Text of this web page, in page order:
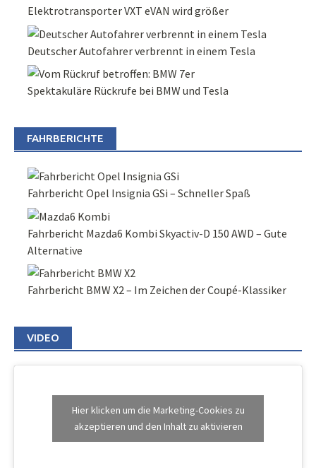
Elektrotransporter VXT eVAN wird größer
Deutscher Autofahrer verbrennt in einem Tesla
Spektakuläre Rückrufe bei BMW und Tesla
FAHRBERICHTE
Fahrbericht Opel Insignia GSi – Schneller Spaß
Fahrbericht Mazda6 Kombi Skyactiv-D 150 AWD – Gute
Alternative
Fahrbericht BMW X2 – Im Zeichen der Coupé-Klassiker
VIDEO
Hier klicken um die Marketing-Cookies zu
akzeptieren und den Inhalt zu aktivieren